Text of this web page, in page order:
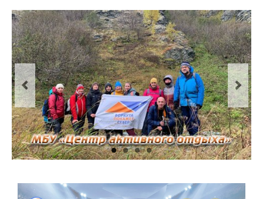
О Воркуте
Экскурсии по Воркуте
Базы отдыха
О центре
Документы
Противодействие коррупции
Задать вопрос